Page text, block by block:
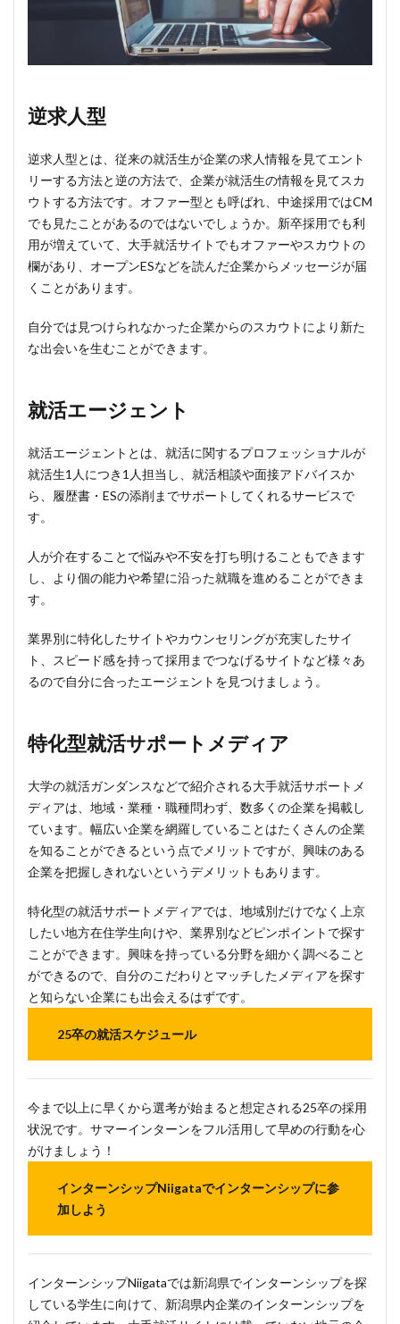
逆求人型
逆求人型とは、従来の就活生が企業の求人情報を見てエント
リーする方法と逆の方法で、企業が就活生の情報を見てスカ
ウトする方法です。オファー型とも呼ばれ、中途採用ではCM
でも見たことがあるのではないでしょうか。新卒採用でも利
用が増えていて、大手就活サイトでもオファーやスカウトの
欄があり、オープンESなどを読んだ企業からメッセージが届
くことがあります。
自分では見つけられなかった企業からのスカウトにより新た
な出会いを生むことができます。
就活エージェント
就活エージェントとは、就活に関するプロフェッショナルが
就活生1人につき1人担当し、就活相談や面接アドバイスか
ら、履歴書・ESの添削までサポートしてくれるサービスで
す。
人が介在することで悩みや不安を打ち明けることもできます
し、より個の能力や希望に沿った就職を進めることができま
す。
業界別に特化したサイトやカウンセリングが充実したサイ
ト、スピード感を持って採用までつなげるサイトなど様々あ
るので自分に合ったエージェントを見つけましょう。
特化型就活サポートメディア
大学の就活ガンダンスなどで紹介される大手就活サポートメ
ディアは、地域・業種・職種問わず、数多くの企業を掲載し
ています。幅広い企業を網羅していることはたくさんの企業
を知ることができるという点でメリットですが、興味のある
企業を把握しきれないというデメリットもあります。
特化型の就活サポートメディアでは、地域別だけでなく上京
したい地方在住学生向けや、業界別などピンポイントで探す
ことができます。興味を持っている分野を細かく調べること
ができるので、自分のこだわりとマッチしたメディアを探す
と知らない企業にも出会えるはずです。
25卒の就活スケジュール
今まで以上に早くから選考が始まると想定される25卒の採用
状況です。サマーインターンをフル活用して早めの行動を心
がけましょう！
インターンシップNiigataでインターンシップに参
加しよう
インターンシップNiigataでは新潟県でインターンシップを探
している学生に向けて、新潟県内企業のインターンシップを